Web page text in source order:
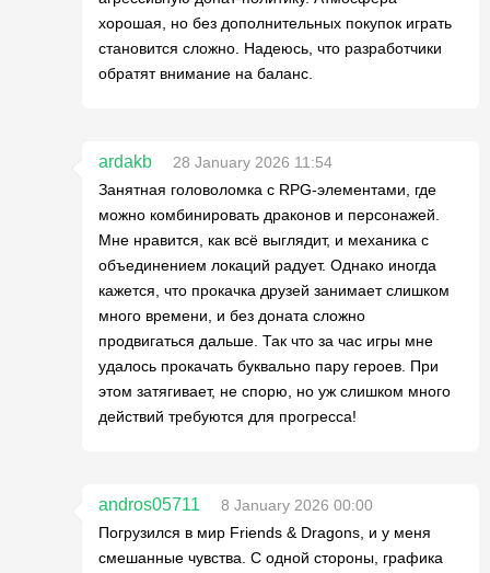
хорошая, но без дополнительных покупок играть
становится сложно. Надеюсь, что разработчики
обратят внимание на баланс.
ardakb
28 January 2026 11:54
Занятная головоломка с RPG-элементами, где
можно комбинировать драконов и персонажей.
Мне нравится, как всё выглядит, и механика с
объединением локаций радует. Однако иногда
кажется, что прокачка друзей занимает слишком
много времени, и без доната сложно
продвигаться дальше. Так что за час игры мне
удалось прокачать буквально пару героев. При
этом затягивает, не спорю, но уж слишком много
действий требуются для прогресса!
andros05711
8 January 2026 00:00
Погрузился в мир Friends & Dragons, и у меня
смешанные чувства. С одной стороны, графика